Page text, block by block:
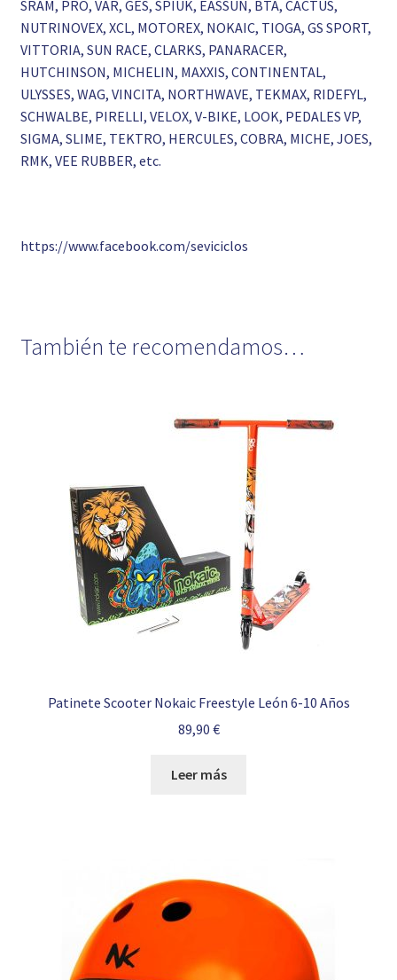
SRAM, PRO, VAR, GES, SPIUK, EASSUN, BTA, CACTUS,
NUTRINOVEX, XCL, MOTOREX, NOKAIC, TIOGA, GS SPORT,
VITTORIA, SUN RACE, CLARKS, PANARACER,
HUTCHINSON, MICHELIN, MAXXIS, CONTINENTAL,
ULYSSES, WAG, VINCITA, NORTHWAVE, TEKMAX, RIDEFYL,
SCHWALBE, PIRELLI, VELOX, V-BIKE, LOOK, PEDALES VP,
SIGMA, SLIME, TEKTRO, HERCULES, COBRA, MICHE, JOES,
RMK, VEE RUBBER, etc.
https://www.facebook.com/seviciclos
También te recomendamos…
Patinete Scooter Nokaic Freestyle León 6-10 Años
89,90 €
Leer más